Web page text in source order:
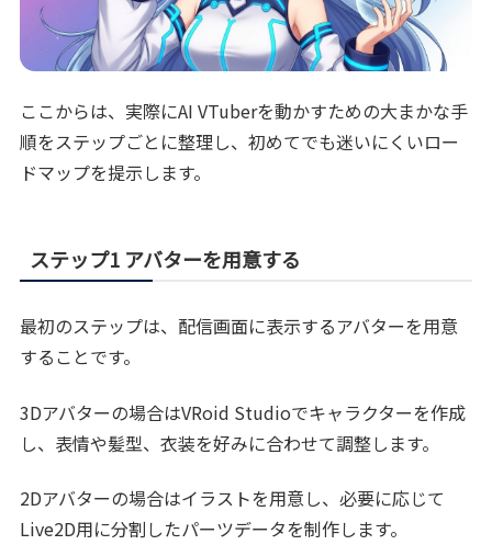
ここからは、実際にAI VTuberを動かすための大まかな手
順をステップごとに整理し、初めてでも迷いにくいロー
ドマップを提示します。
ステップ1 アバターを用意する
最初のステップは、配信画面に表示するアバターを用意
することです。
3Dアバターの場合はVRoid Studioでキャラクターを作成
し、表情や髪型、衣装を好みに合わせて調整します。
2Dアバターの場合はイラストを用意し、必要に応じて
Live2D用に分割したパーツデータを制作します。